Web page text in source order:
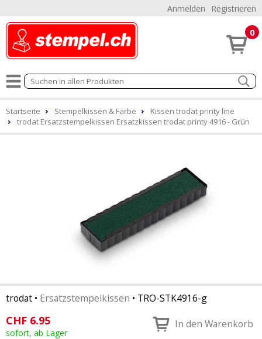
Anmelden Registrieren
0
Startseite Stempelkissen & Farbe
Kissen trodat printy line
trodat Ersatzstempelkissen Ersatzkissen trodat printy 4916 - Grün
trodat • Ersatzstempelkissen • TRO-STK4916-g
CHF 6.95
sofort, ab Lager
In den Warenkorb